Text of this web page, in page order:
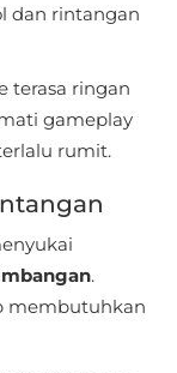
dan rintangan
terasa ringan
gameplay
rumit.
.
membutuhkan